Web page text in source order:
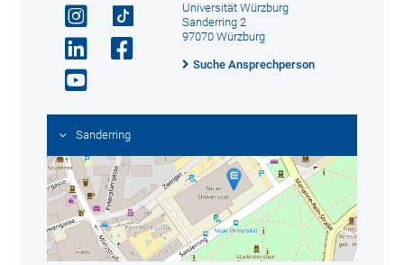
Universität Würzburg
Sanderring 2
97070 Würzburg
Suche Ansprechperson
Sanderring